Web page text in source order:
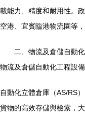
載能力、精度和耐用性。
空港、宜賓臨港物流園等
二、物流及倉儲自動
物流及倉儲自動化工程設
自動化立體倉庫（AS/RS
貨物的高效存儲與檢索，